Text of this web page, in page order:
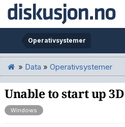
Operativsystemer
» Data » Operativsystemer
Unable to start up
Windows